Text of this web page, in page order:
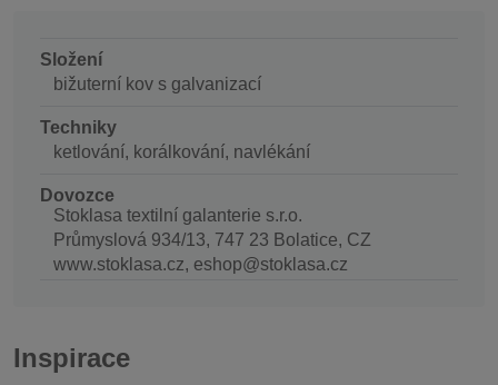
Složení
bižuterní kov s galvanizací
Techniky
ketlování, korálkování, navlékání
Dovozce
Stoklasa textilní galanterie s.r.o.
Průmyslová 934/13, 747 23 Bolatice, CZ
www.stoklasa.cz, eshop@stoklasa.cz
Inspirace